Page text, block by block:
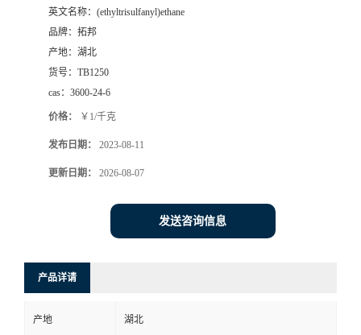
英文名称： (ethyltrisulfanyl)ethane
品牌： 拓邦
产地： 湖北
货号： TB1250
cas： 3600-24-6
价格： ￥1/千克
发布日期： 2023-08-11
更新日期： 2026-08-07
发送咨询信息
产品详请
产地 湖北